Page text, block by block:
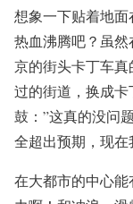
想象一下贴着地
热血沸腾吧？虽
京的街头卡丁车
过的街道，换成
鼓：”这真的没问
全超出预期，现在
在大都市的中心